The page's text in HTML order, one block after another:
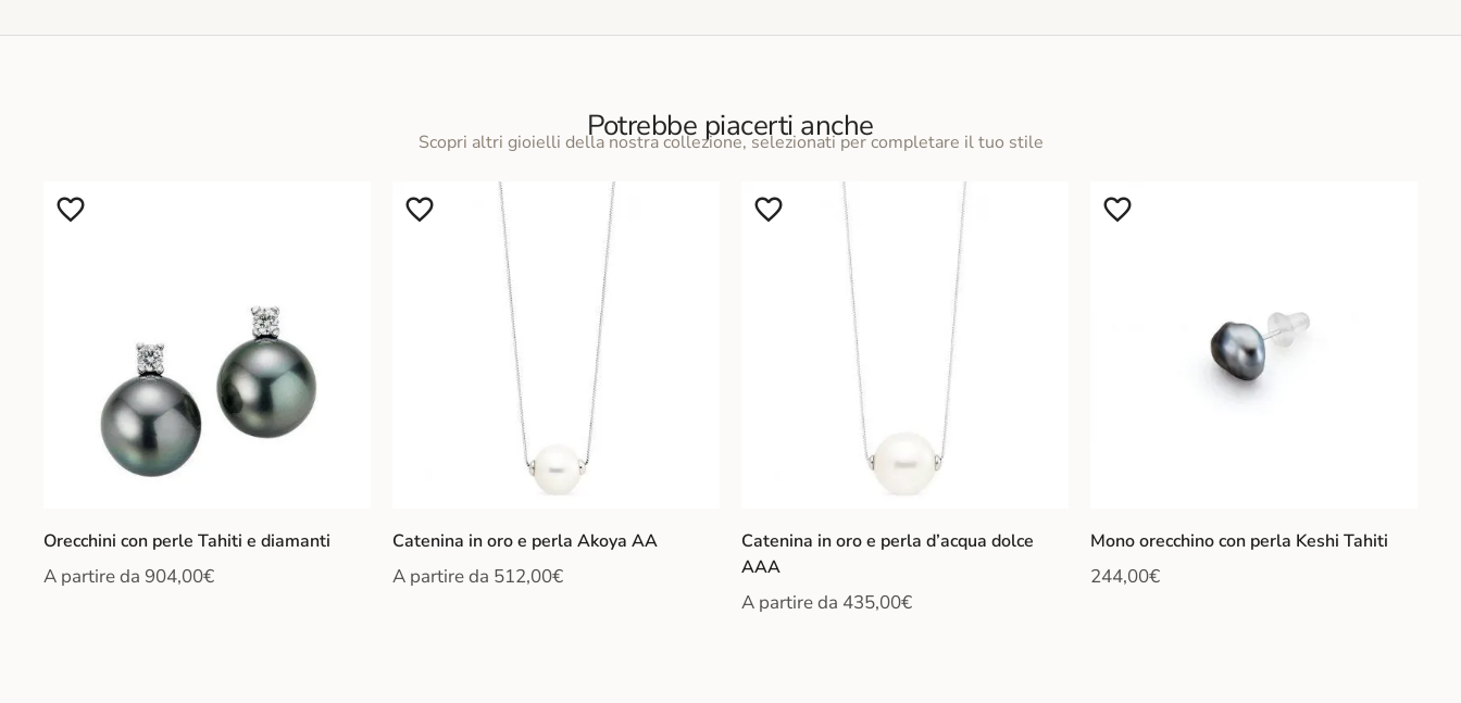
Potrebbe piacerti anche
Scopri altri gioielli della nostra collezione, selezionati per completare il tuo stile
Orecchini con perle Tahiti e diamanti
A partire da 904,00€
Catenina in oro e perla Akoya AA
A partire da 512,00€
Catenina in oro e perla d’acqua dolce
AAA
A partire da 435,00€
Mono orecchino con perla Keshi Tahiti
244,00€